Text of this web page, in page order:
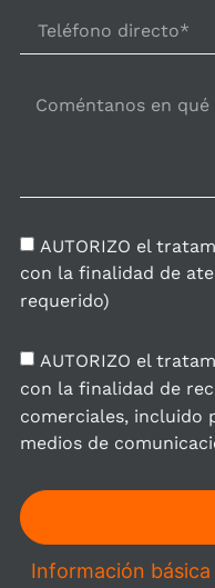
AUTORIZO el
con la finalidad de
requerido)
AUTORIZO el
con la finalidad de
comerciales, incluido
medios de
Información